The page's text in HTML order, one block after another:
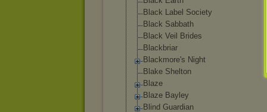
Black Label Society
Black Sabbath
Black Veil Brides
Blackbriar
Blackmore's Night
Blake Shelton
Blaze
Blaze Bayley
Blind Guardian